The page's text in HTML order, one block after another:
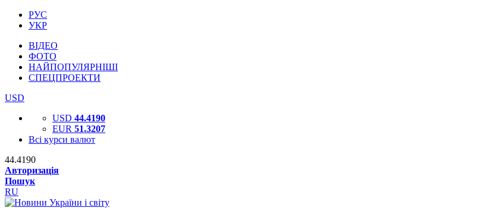
РУС
УКР
ВІДЕО
ФОТО
НАЙПОПУЛЯРНІШІ
СПЕЦПРОЕКТИ
USD
USD 44.4190
EUR 51.3207
Всі курси валют
44.4190
Авторизація
Пошук
RU